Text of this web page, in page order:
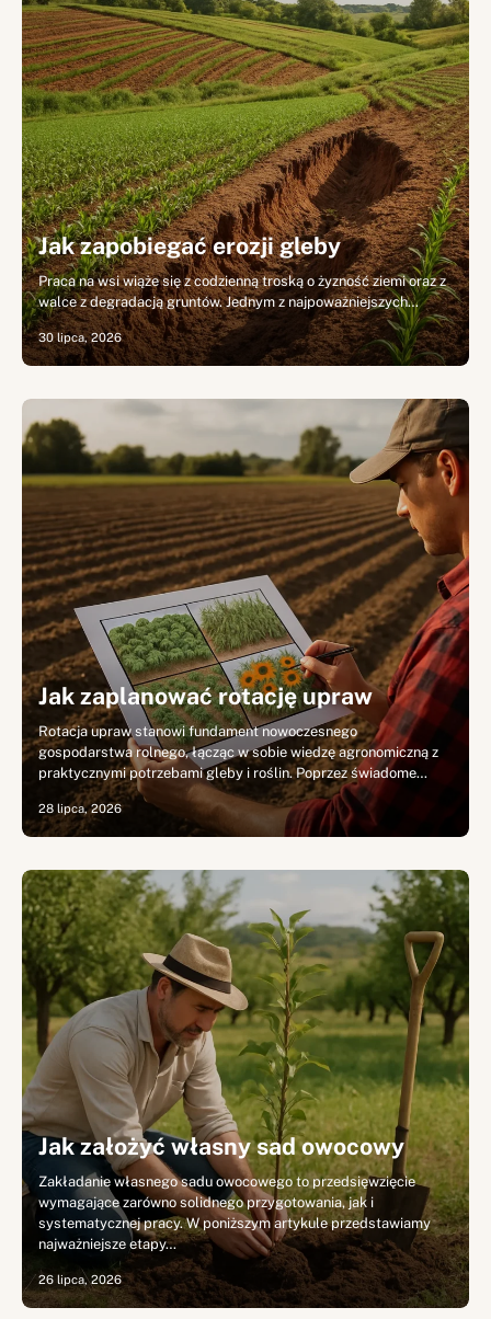
Jak zapobiegać erozji gleby
Praca na wsi wiąże się z codzienną troską o żyzność ziemi oraz z
walce z degradacją gruntów. Jednym z najpoważniejszych…
30 lipca, 2026
Jak zaplanować rotację upraw
Rotacja upraw stanowi fundament nowoczesnego
gospodarstwa rolnego, łącząc w sobie wiedzę agronomiczną z
praktycznymi potrzebami gleby i roślin. Poprzez świadome…
28 lipca, 2026
Jak założyć własny sad owocowy
Zakładanie własnego sadu owocowego to przedsięwzięcie
wymagające zarówno solidnego przygotowania, jak i
systematycznej pracy. W poniższym artykule przedstawiamy
najważniejsze etapy…
26 lipca, 2026